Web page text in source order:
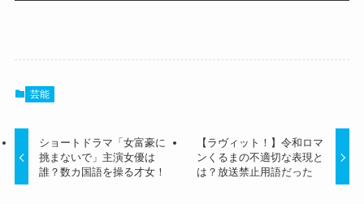
芸能
ショートドラマ「女富豪に
挑まないで」主演女優は
誰？数カ国語を操る才女！
【ラヴィット！】令和ロマ
ンくるまの不適切な表現と
は？放送禁止用語だった